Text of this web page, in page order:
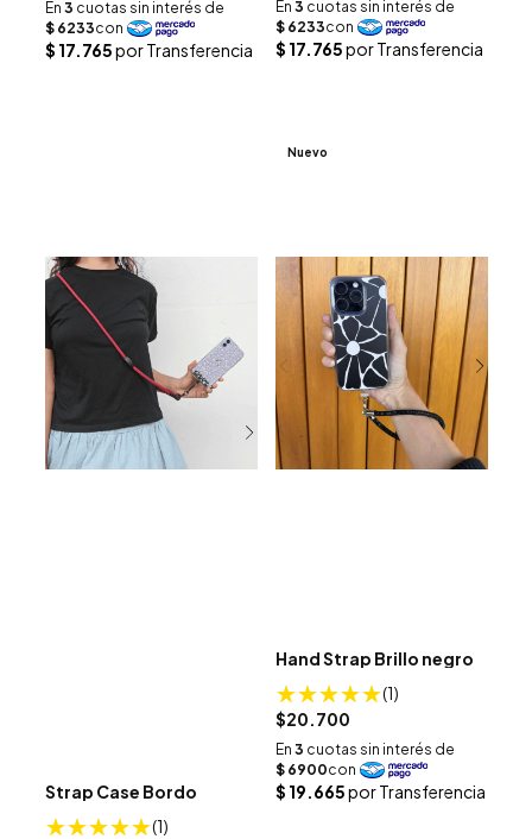
Strap Case Bordo
(1)
Nuevo
Hand Strap Brillo negro
(1)
$20.700